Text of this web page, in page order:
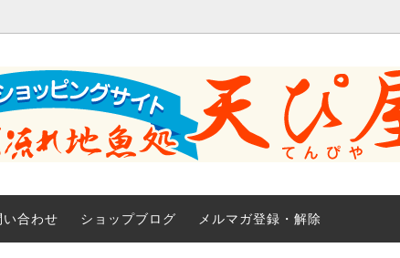
天ぴ屋 こだわりの 一夜干し 魚干物
塩 海草・塩辛など
秘伝スモーク（燻製品）
永徳
せ
森川里海の宝探し 旬の「笹川流れ」海の
幸をお届け。
い合わせ ショップブログ メルマガ登録・解除